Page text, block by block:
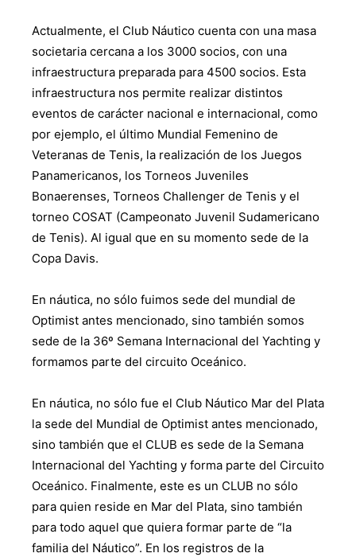
Actualmente, el Club Náutico cuenta con una masa
societaria cercana a los 3000 socios, con una
infraestructura preparada para 4500 socios. Esta
infraestructura nos permite realizar distintos
eventos de carácter nacional e internacional, como
por ejemplo, el último Mundial Femenino de
Veteranas de Tenis, la realización de los Juegos
Panamericanos, los Torneos Juveniles
Bonaerenses, Torneos Challenger de Tenis y el
torneo COSAT (Campeonato Juvenil Sudamericano
de Tenis). Al igual que en su momento sede de la
Copa Davis.
En náutica, no sólo fuimos sede del mundial de
Optimist antes mencionado, sino también somos
sede de la 36º Semana Internacional del Yachting y
formamos parte del circuito Oceánico.
En náutica, no sólo fue el Club Náutico Mar del Plata
la sede del Mundial de Optimist antes mencionado,
sino también que el CLUB es sede de la Semana
Internacional del Yachting y forma parte del Circuito
Oceánico. Finalmente, este es un CLUB no sólo
para quien reside en Mar del Plata, sino también
para todo aquel que quiera formar parte de “la
familia del Náutico”. En los registros de la